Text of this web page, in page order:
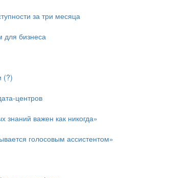
за три месяца
для бизнеса
(?)
центров
знаний важен как никогда»
голосовым ассистентом»